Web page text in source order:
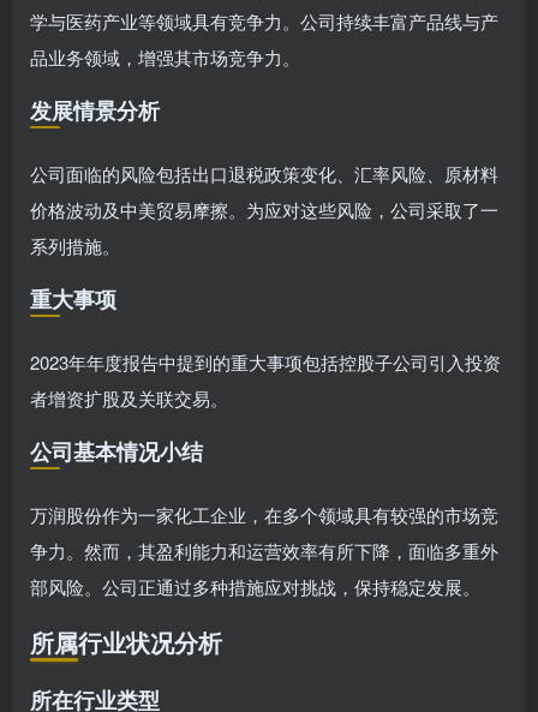
学与医药产业等领域具有竞争力。公司持续丰富产品线与产
品业务领域，增强其市场竞争力。
发展情景分析
公司面临的风险包括出口退税政策变化、汇率风险、原材料
价格波动及中美贸易摩擦。为应对这些风险，公司采取了一
系列措施。
重大事项
2023年年度报告中提到的重大事项包括控股子公司引入投资
者增资扩股及关联交易。
公司基本情况小结
万润股份作为一家化工企业，在多个领域具有较强的市场竞
争力。然而，其盈利能力和运营效率有所下降，面临多重外
部风险。公司正通过多种措施应对挑战，保持稳定发展。
所属行业状况分析
所在行业类型